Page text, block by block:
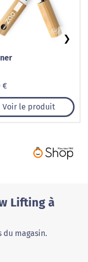
€
Voir le produit
❯
Lifting à
du magasin.